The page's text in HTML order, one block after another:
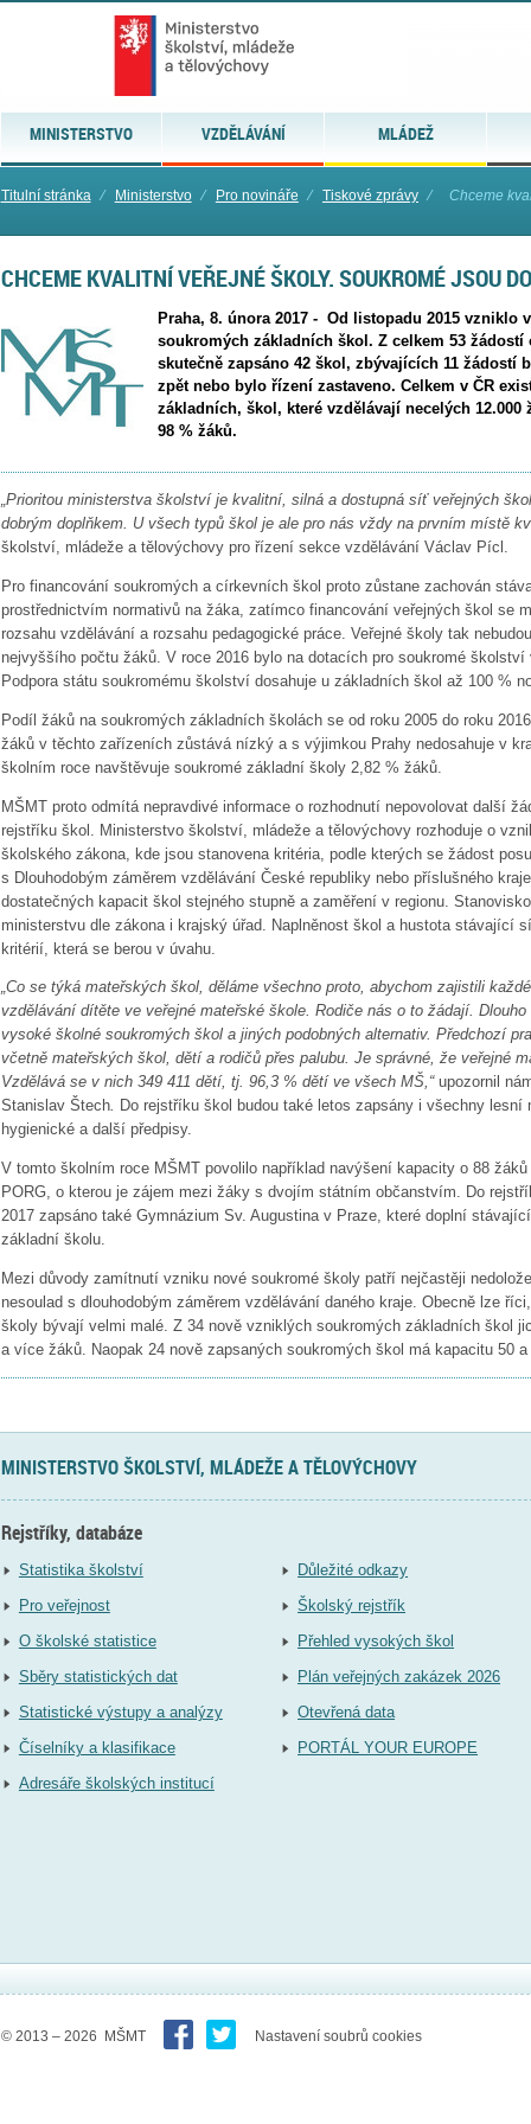
MINISTERSTVO VZDĚLÁVÁNÍ MLÁDEŽ
Titulní stránka ⁄ Ministerstvo ⁄ Pro novináře ⁄ Tiskové zprávy ⁄ Chceme
CHCEME KVALITNÍ VEŘEJNÉ ŠKOLY. SOUKROMÉ JSOU
Praha, 8. února 2017 - Od listopadu 2015 vzniklo
soukromých základních škol. Z celkem 53
skutečně zapsáno 42 škol, zbývajících 11 žádostí
zpět nebo bylo řízení zastaveno. Celkem v ČR
základních, škol, které vzdělávají necelých 12.000
98 % žáků.
„Prioritou ministerstva školství je kvalitní, silná a dostupná síť veřejných
dobrým doplňkem. U všech typů škol je ale pro nás vždy na prvním místě
školství, mládeže a tělovýchovy pro řízení sekce vzdělávání Václav Pícl.
Pro financování soukromých a církevních škol proto zůstane zachován
prostřednictvím normativů na žáka, zatímco financování veřejných škol se
rozsahu vzdělávání a rozsahu pedagogické práce. Veřejné školy tak
nejvyššího počtu žáků. V roce 2016 bylo na dotacích pro soukromé
Podpora státu soukromému školství dosahuje u základních škol až 100 %
Podíl žáků na soukromých základních školách se od roku 2005 do roku
žáků v těchto zařízeních zůstává nízký a s výjimkou Prahy nedosahuje v
školním roce navštěvuje soukromé základní školy 2,82 % žáků.
MŠMT proto odmítá nepravdivé informace o rozhodnutí nepovolovat další
rejstříku škol. Ministerstvo školství, mládeže a tělovýchovy rozhoduje o
školského zákona, kde jsou stanovena kritéria, podle kterých se žádost
s Dlouhodobým záměrem vzdělávání České republiky nebo příslušného
dostatečných kapacit škol stejného stupně a zaměření v regionu.
ministerstvu dle zákona i krajský úřad. Naplněnost škol a hustota stávající
kritérií, která se berou v úvahu.
„Co se týká mateřských škol, děláme všechno proto, abychom zajistili
vzdělávání dítěte ve veřejné mateřské škole. Rodiče nás o to žádají.
vysoké školné soukromých škol a jiných podobných alternativ. Předchozí
včetně mateřských škol, dětí a rodičů přes palubu. Je správné, že veřejné
Vzdělává se v nich 349 411 dětí, tj. 96,3 % dětí ve všech MŠ,“ upozornil
Stanislav Štech. Do rejstříku škol budou také letos zapsány i všechny lesní
hygienické a další předpisy.
V tomto školním roce MŠMT povolilo například navýšení kapacity o 88
PORG, o kterou je zájem mezi žáky s dvojím státním občanstvím. Do
2017 zapsáno také Gymnázium Sv. Augustina v Praze, které doplní
základní školu.
Mezi důvody zamítnutí vzniku nové soukromé školy patří nejčastěji
nesoulad s dlouhodobým záměrem vzdělávání daného kraje. Obecně lze
školy bývají velmi malé. Z 34 nově vzniklých soukromých základních škol
a více žáků. Naopak 24 nově zapsaných soukromých škol má kapacitu 50
MINISTERSTVO ŠKOLSTVÍ, MLÁDEŽE A TĚLOVÝCHOVY
Rejstříky, databáze
Statistika školství
Pro veřejnost
O školské statistice
Sběry statistických dat
Statistické výstupy a analýzy
Číselníky a klasifikace
Adresáře školských institucí
Důležité odkazy
Školský rejstřík
Přehled vysokých škol
Plán veřejných zakázek 2026
Otevřená data
PORTÁL YOUR EUROPE
© 2013 – 2026 MŠMT Nastavení soubrů cookies